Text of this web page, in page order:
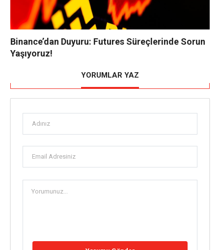
Binance’dan Duyuru: Futures Süreçlerinde Sorun
Yaşıyoruz!
YORUMLAR YAZ